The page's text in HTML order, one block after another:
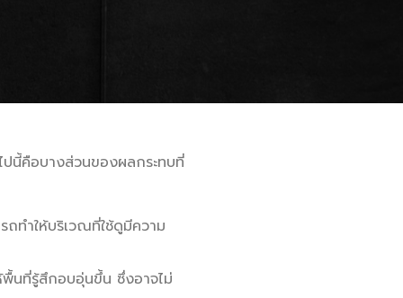
ปนี้คือบางส่วนของผลกระทบที่
ถทำให้บริเวณที่ใช้ดูมีความ
นที่รู้สึกอบอุ่นขึ้น ซึ่งอาจไม่